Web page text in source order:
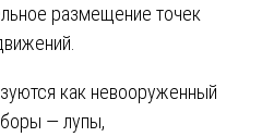
размещение точек
как невооруженный
— лупы,